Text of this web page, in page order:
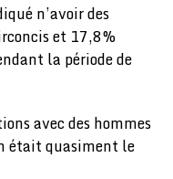
n’avoir des
et 17,8%
la période de
avec des hommes
était quasiment le